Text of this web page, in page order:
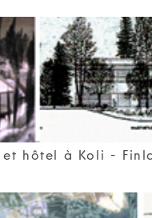
hôtel à Koli -